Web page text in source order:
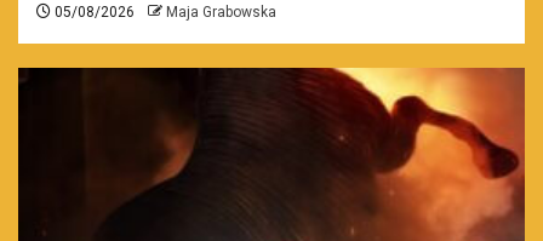
05/08/2026 Maja Grabowska